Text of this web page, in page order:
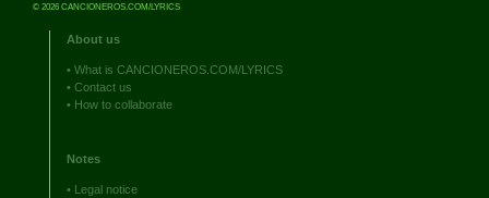
© 2026 CANCIONEROS.COM/LYRICS
About us
• What is CANCIONEROS.COM/LYRICS
• Contact us
• How to collaborate
Notes
• Legal notice